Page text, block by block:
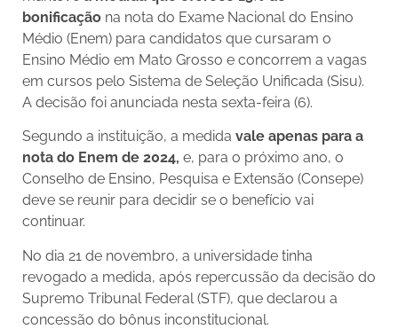
bonificação na nota do Exame Nacional do Ensino
Médio (Enem) para candidatos que cursaram o
Ensino Médio em Mato Grosso e concorrem a vagas
em cursos pelo Sistema de Seleção Unificada (Sisu).
A decisão foi anunciada nesta sexta-feira (6).
Segundo a instituição, a medida vale apenas para a
nota do Enem de 2024, e, para o próximo ano, o
Conselho de Ensino, Pesquisa e Extensão (Consepe)
deve se reunir para decidir se o benefício vai
continuar.
No dia 21 de novembro, a universidade tinha
revogado a medida, após repercussão da decisão do
Supremo Tribunal Federal (STF), que declarou a
concessão do bônus inconstitucional.